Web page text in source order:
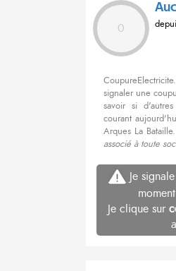
0
signaler une
savoir si
courant
Arques La Bataille.
associé à toute
Je
Je clique sur